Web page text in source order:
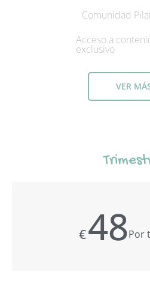
Comunidad
Acceso a
exclusivo
VER
€48Por